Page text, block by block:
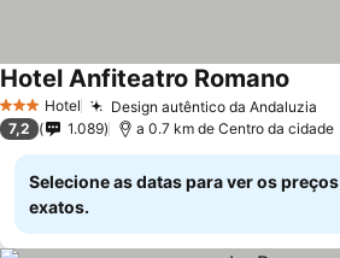
3 EstrelasHotel Design autêntico da Andaluzia
Hotel Anfiteatro Romano
7,2 1.089 a 0.7 km de Centro da cidade
Selecione as datas para ver os preços
exatos.